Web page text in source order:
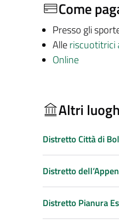
Come
Presso gli
Alleriscuotitrici
Online
Altri
Distretto Città di
Distretto
Distretto Pianura